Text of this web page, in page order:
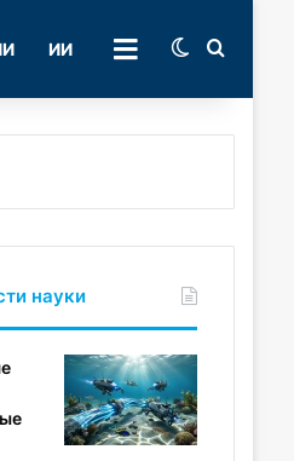
ИИ РУБРИКИSwitch skin
науки